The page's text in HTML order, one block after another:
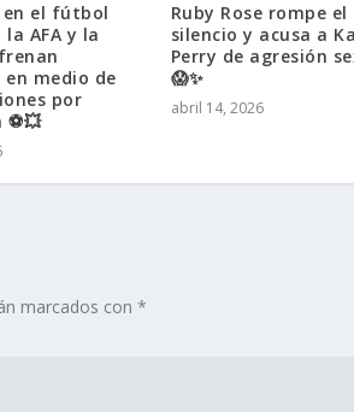
en el fútbol
AFA y la
medio de
por
Ruby Rose rompe el
silencio y acusa a
Perry de agresión
😱✨
abril 14, 2026
marcados con*